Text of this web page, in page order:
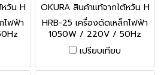
วัน H
ไฟฟ้า
หล็ก
OKURA สินค้าแท้จากไต้หวัน H
RB-25
HRB-25 เครื่องดัดเหล็กไฟฟ้า
1050W / 220V / 50Hz
สำหรับดัดเหล็กข้ออ้อย-เหล็ก
กลม 90-135 องศา OKURA
Rebar Bender
เปรียบเทียบ